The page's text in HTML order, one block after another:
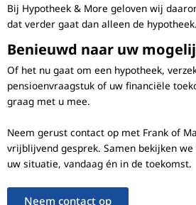
Bij Hypotheek & More geloven wij
dat verder gaat dan alleen de hypotheek.
Benieuwd naar uw
Of het nu gaat om een hypotheek,
pensioenvraagstuk of uw financiële
graag met u mee.
Neem gerust contact op met Frank of
vrijblijvend gesprek. Samen bekijken
uw situatie, vandaag én in de toekomst.
Neem contact op